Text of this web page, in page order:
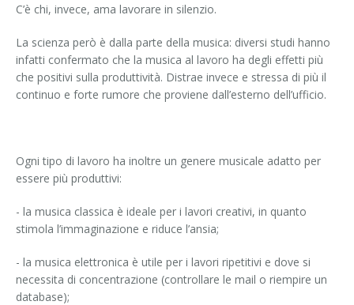
C’è chi, invece, ama lavorare in silenzio.
La scienza però è dalla parte della musica: diversi studi hanno
infatti confermato che la musica al lavoro ha degli effetti più
che positivi sulla produttività. Distrae invece e stressa di più il
continuo e forte rumore che proviene dall’esterno dell’ufficio.
Ogni tipo di lavoro ha inoltre un genere musicale adatto per
essere più produttivi:
- la musica classica è ideale per i lavori creativi, in quanto
stimola l’immaginazione e riduce l’ansia;
- la musica elettronica è utile per i lavori ripetitivi e dove si
necessita di concentrazione (controllare le mail o riempire un
database);